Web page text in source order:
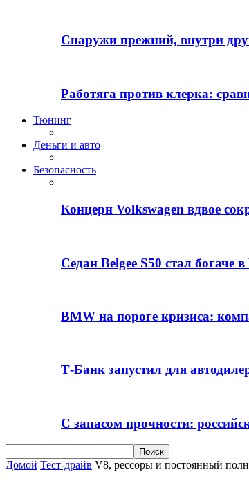
Снаружи прежний, внутри
Работяга против клерка:
Тюнинг
Деньги и авто
Безопасность
Концерн Volkswagen вдвое
Седан Belgee S50 стал богаче
BMW на пороге кризиса:
Т-Банк запустил для
С запасом прочности:
Домой Тест-драйв V8, рессоры и постоянный